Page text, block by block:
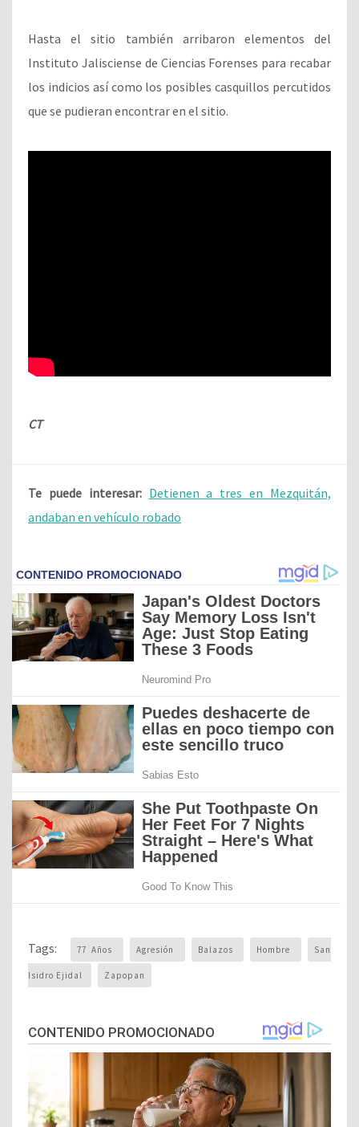
Hasta el sitio también arribaron elementos del
Instituto Jalisciense de Ciencias Forenses para recabar
los indicios así como los posibles casquillos percutidos
que se pudieran encontrar en el sitio.
CT
Te puede interesar: Detienen a tres en Mezquitán,
andaban en vehículo robado
Tags: 77 Años Agresión Balazos Hombre San
Isidro Ejidal Zapopan
CONTENIDO PROMOCIONADO